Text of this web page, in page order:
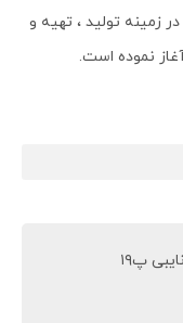
زمینه تولید ، تهیه و
پ۱۹